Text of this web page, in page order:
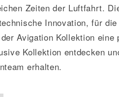
Zeiten der Luftfahrt.
Innovation, für
Avigation Kollektion eine
Kollektion entdecken
erhalten.